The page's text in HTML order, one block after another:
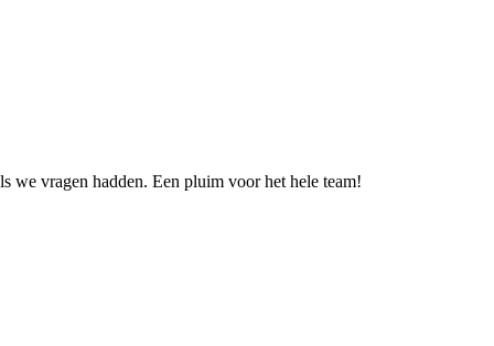
we vragen hadden. Een pluim voor het hele team!